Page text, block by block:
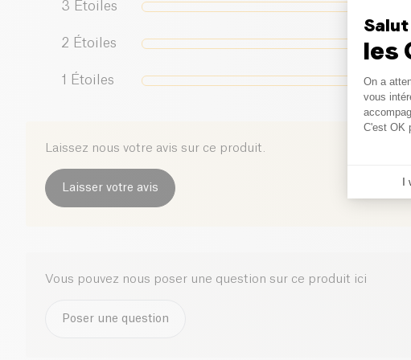
3 Étoiles
2 Étoiles
1 Étoiles
Laissez nous votre avis sur ce produit.
Laisser votre avis
Vous pouvez nous poser une question sur ce produit ici
Poser une question
les
On a
vous
C'est OK
I